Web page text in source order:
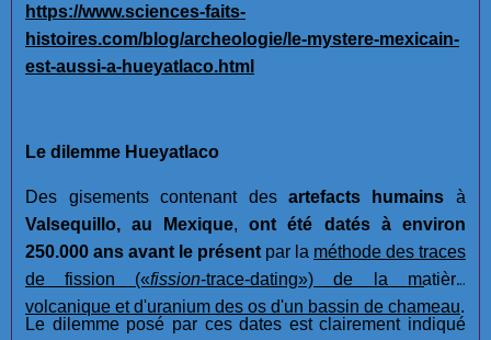
https://www.sciences-faits-
histoires.com/blog/archeologie/le-mystere-mexicain-
est-aussi-a-hueyatlaco.html
Le dilemme Hueyatlaco
Des gisements contenant des artefacts humains à
Valsequillo, au Mexique, ont été datés à environ
250.000 ans avant le présent par la méthode des traces
de fission («fission-trace-dating») de la matière
volcanique et d'uranium des os d'un bassin de chameau.
Le dilemme posé par ces dates est clairement indiqué